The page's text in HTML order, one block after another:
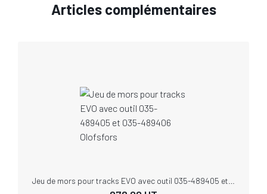
Articles complémentaires